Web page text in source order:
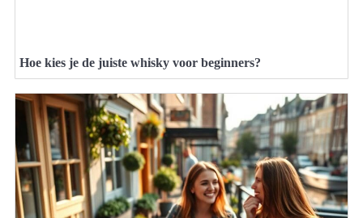
Hoe kies je de juiste whisky voor beginners?